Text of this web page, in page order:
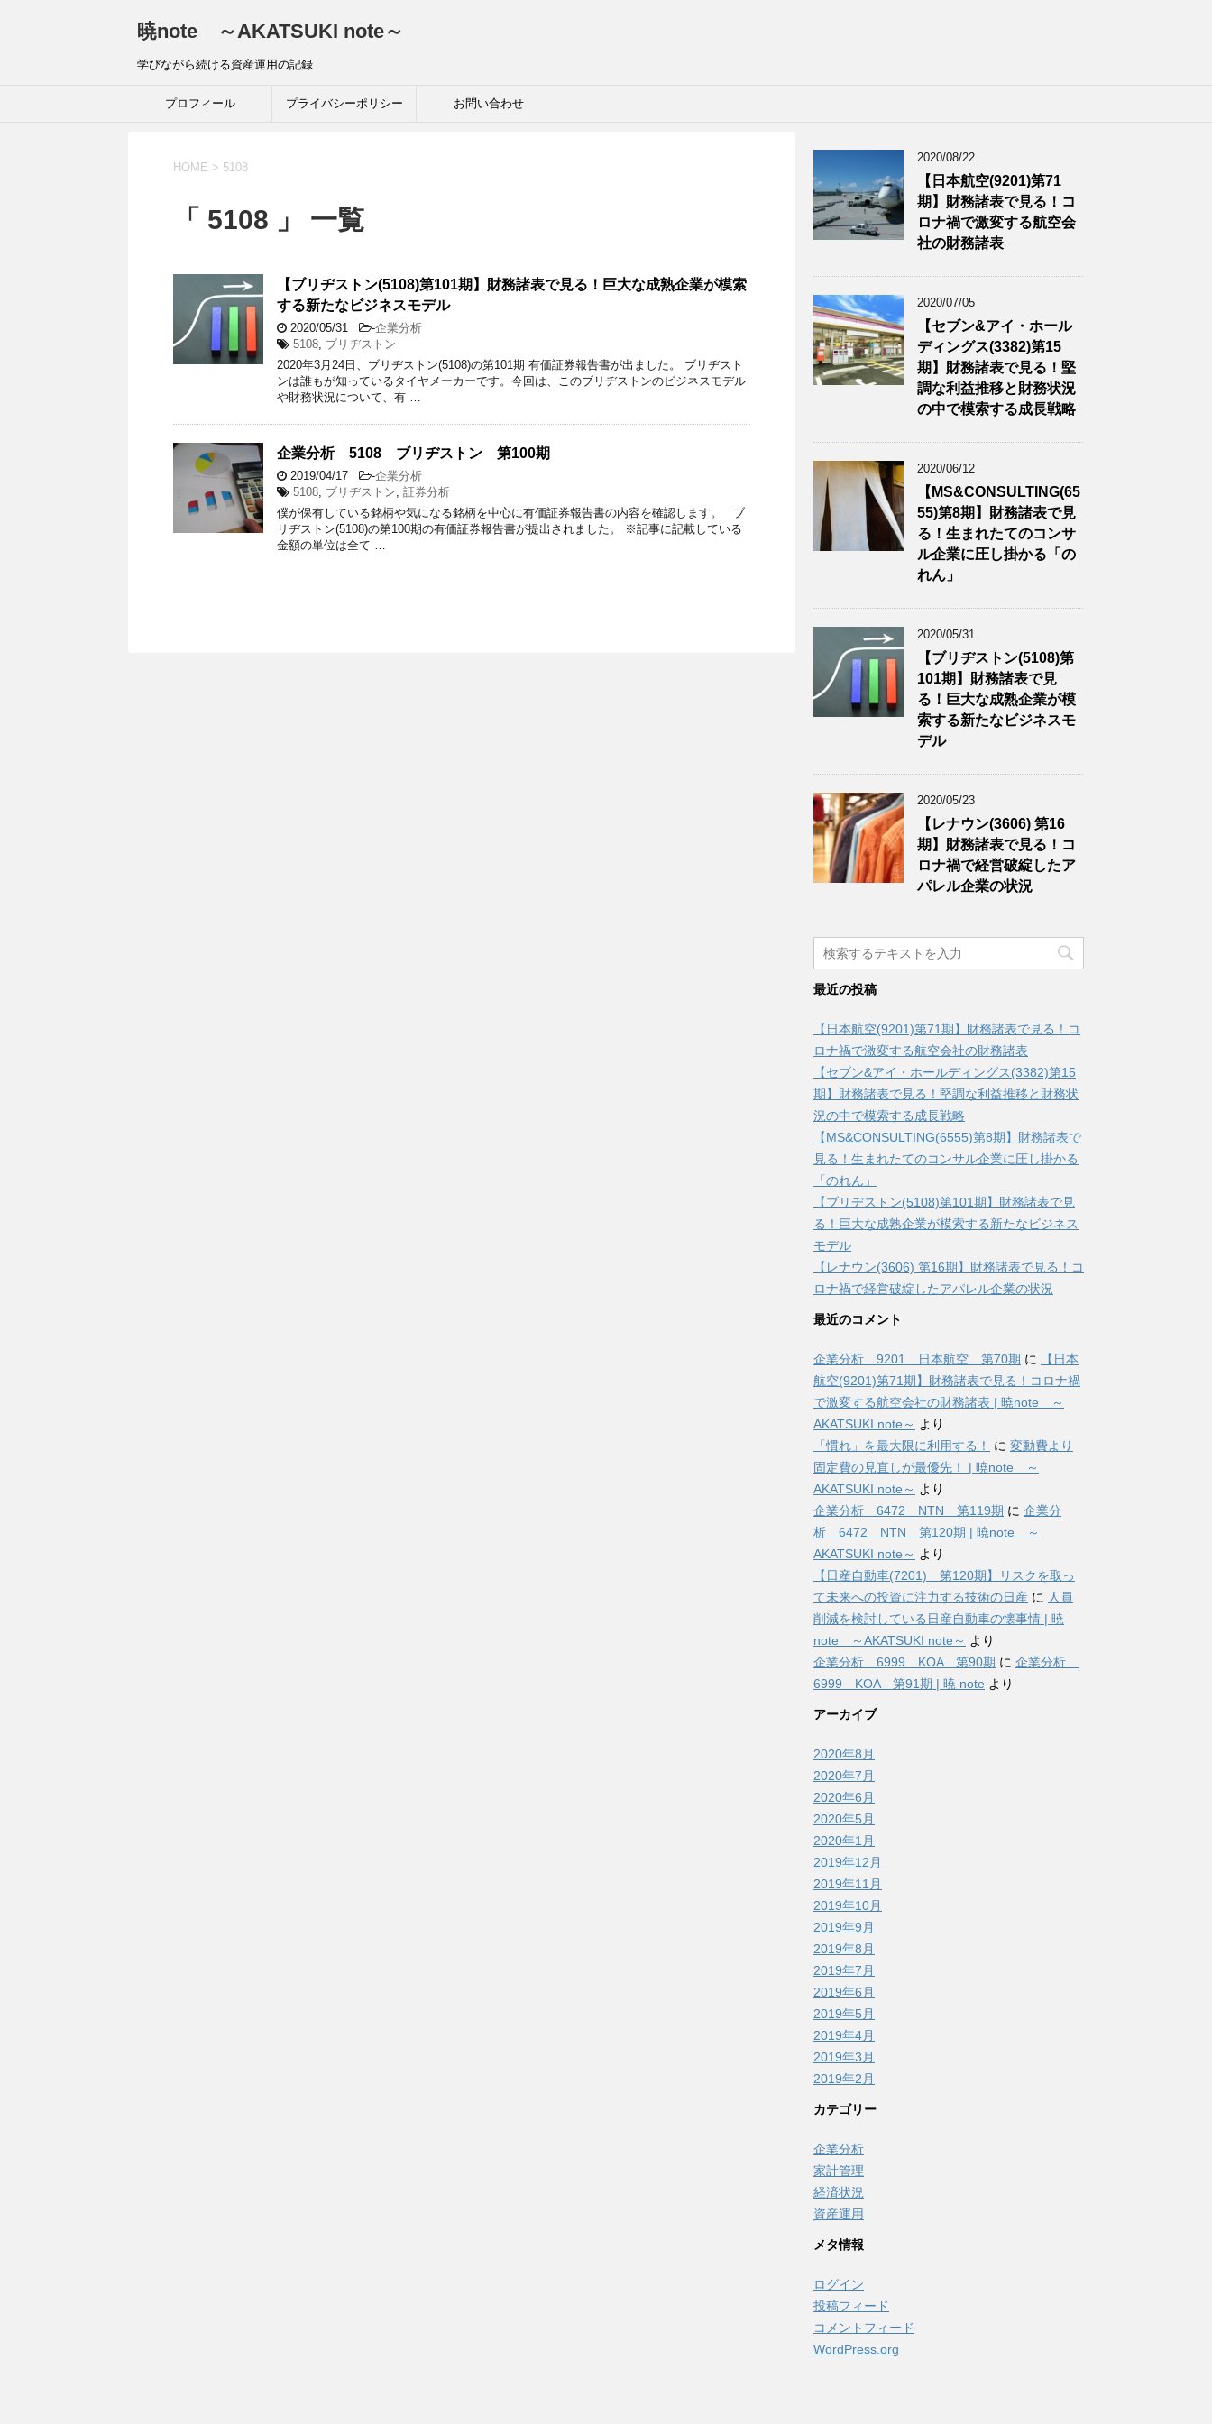
暁note ～AKATSUKI note～
学びながら続ける資産運用の記録
プロフィール プライバシーポリシー お問い合わせ
HOME > 5108
「 5108 」 一覧
【ブリヂストン(5108)第101期】財務諸表で見る！巨大な成熟企業が模索
する新たなビジネスモデル
2020/05/31 -企業分析
5108, ブリヂストン
2020年3月24日、ブリヂストン(5108)の第101期 有価証券報告書が出ました。 ブリヂスト
ンは誰もが知っているタイヤメーカーです。今回は、このブリヂストンのビジネスモデル
や財務状況について、有 …
企業分析 5108 ブリヂストン 第100期
2019/04/17 -企業分析
5108, ブリヂストン, 証券分析
僕が保有している銘柄や気になる銘柄を中心に有価証券報告書の内容を確認します。 ブ
リヂストン(5108)の第100期の有価証券報告書が提出されました。 ※記事に記載している
金額の単位は全て …
2020/08/22
【日本航空(9201)第71
期】財務諸表で見る！コ
ロナ禍で激変する航空会
社の財務諸表
2020/07/05
【セブン&アイ・ホール
ディングス(3382)第15
期】財務諸表で見る！堅
調な利益推移と財務状況
の中で模索する成長戦略
2020/06/12
【MS&CONSULTING(65
55)第8期】財務諸表で見
る！生まれたてのコンサ
ル企業に圧し掛かる「の
れん」
2020/05/31
【ブリヂストン(5108)第
101期】財務諸表で見
る！巨大な成熟企業が模
索する新たなビジネスモ
デル
2020/05/23
【レナウン(3606) 第16
期】財務諸表で見る！コ
ロナ禍で経営破綻したア
パレル企業の状況
最近の投稿
【日本航空(9201)第71期】財務諸表で見る！コ
ロナ禍で激変する航空会社の財務諸表
【セブン&アイ・ホールディングス(3382)第15
期】財務諸表で見る！堅調な利益推移と財務状
況の中で模索する成長戦略
【MS&CONSULTING(6555)第8期】財務諸表で
見る！生まれたてのコンサル企業に圧し掛かる
「のれん」
【ブリヂストン(5108)第101期】財務諸表で見
る！巨大な成熟企業が模索する新たなビジネス
モデル
【レナウン(3606) 第16期】財務諸表で見る！コ
ロナ禍で経営破綻したアパレル企業の状況
最近のコメント
企業分析 9201 日本航空 第70期 に
【日本
航空(9201)第71期】財務諸表で見る！コロナ禍
で激変する航空会社の財務諸表 | 暁note ～
AKATSUKI note～ より
「慣れ」を最大限に利用する！
に 変動費より
固定費の見直しが最優先！ | 暁note ～
AKATSUKI note～ より
企業分析 6472 NTN 第119期 に 企業分
析 6472 NTN 第120期 | 暁note ～
AKATSUKI note～ より
【日産自動車(7201) 第120期】リスクを取っ
て未来への投資に注力する技術の日産 に 人員
削減を検討している日産自動車の懐事情 | 暁
note ～AKATSUKI note～ より
企業分析 6999 KOA 第90期 に 企業分析
6999 KOA 第91期 | 暁 note より
アーカイブ
2020年8月
2020年7月
2020年6月
2020年5月
2020年1月
2019年12月
2019年11月
2019年10月
2019年9月
2019年8月
2019年7月
2019年6月
2019年5月
2019年4月
2019年3月
2019年2月
カテゴリー
企業分析
家計管理
経済状況
資産運用
メタ情報
ログイン
投稿フィード
コメントフィード
WordPress.org